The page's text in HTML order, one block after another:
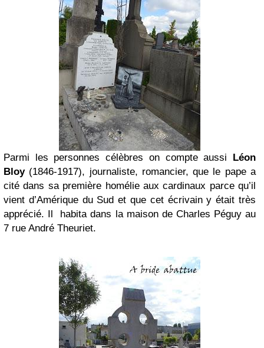
Parmi les personnes célèbres on compte aussi Léon
Bloy(1846-1917), journaliste, romancier,que le pape a
cité dans sa première homélie aux cardinaux parce qu’il
vient d’Amérique du Sud et que cet écrivain y était très
apprécié. Il
habita dans la maison de Charles Péguy au
7 rue André Theuriet.